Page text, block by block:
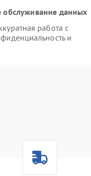
данных
работа с
и